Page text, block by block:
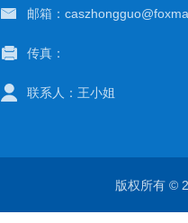
邮箱：
传真：
联系人：王小姐
版权所有 ©